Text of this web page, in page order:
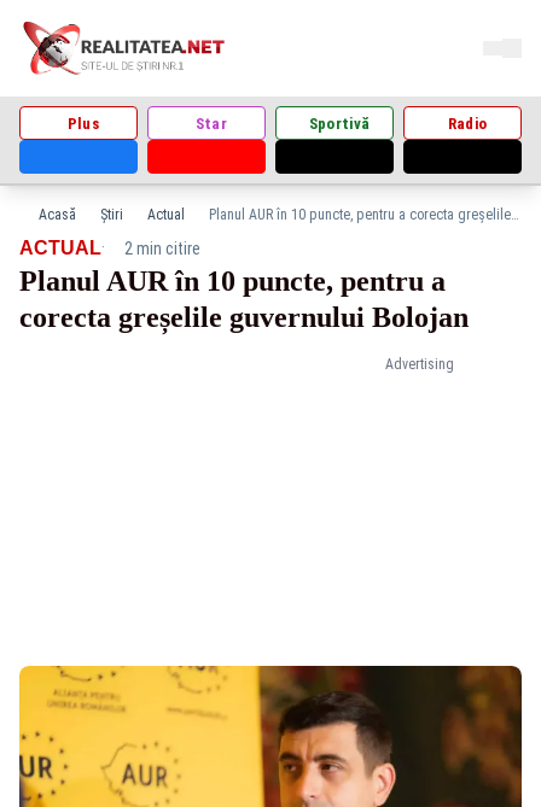
Plus Star Sportivă Radio
Acasă Știri Actual Planul AUR în 10 puncte, pentru a corecta greșelile guvernului Bolojan
Advertising
ACTUAL· 2 min citire
Planul AUR în 10 puncte, pentru a
corecta greșelile guvernului Bolojan